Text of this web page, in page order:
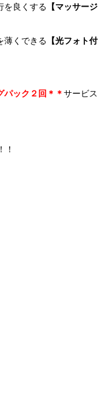
を良くする 【マッサージ
薄くできる 【光フォト付
パック２回＊＊サービス
！